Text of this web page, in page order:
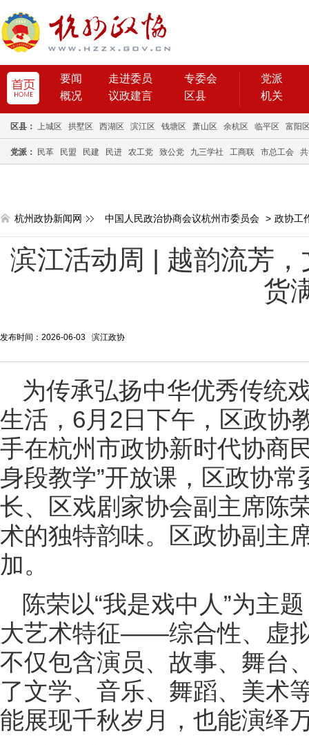
要闻 走进委员
专委会
概况
议政建言 区县
党派
机关
区县： 上城区 拱墅区 西湖区 滨江区 钱塘区 萧山区 余杭区 临平区 富阳
党派： 民革 民盟 民建 民进 农工党 致公党 九三学社 工商联 市总工会
杭州政协新闻网 中国人民政治协商会议杭州市委员会 > 政协工
滨江活动周 | 越韵流芳
货
发布时间：2026-06-03 滨江政协
为传承弘扬中华优秀传统
生活，6月2日下午，区政协
手在杭州市政协新时代协商
身段教学”开放课，区政协
长、区戏剧家协会副主席陈
术的独特韵味。区政协副主
加。
陈荣以“我是戏中人”为主
大艺术特征——综合性、虚
不仅包含演员、故事、舞台
了文学、音乐、舞蹈、美术
能展现千秋岁月，也能演绎